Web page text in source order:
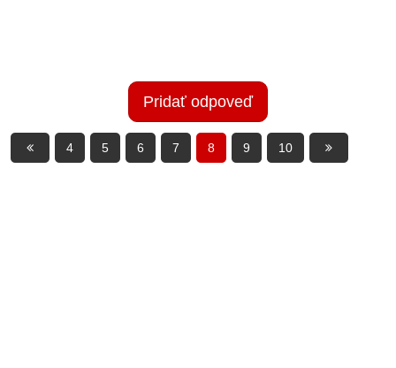
Pridať odpoveď
4 5 6 7 8 9 10